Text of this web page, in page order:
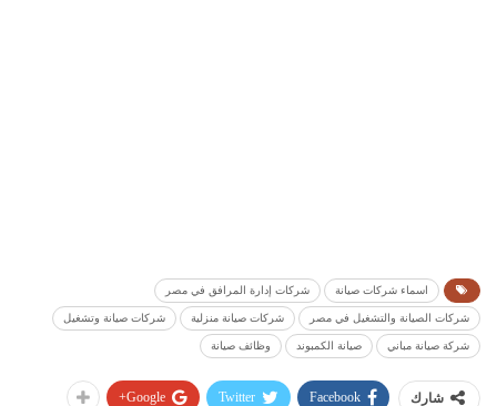
اسماء شركات صيانة شركات إدارة المرافق في مصر
شركات الصيانة والتشغيل في مصر شركات صيانة منزلية شركات صيانة وتشغيل
شركة صيانة مباني صيانة الكمبوند وظائف صيانة
شارك Facebook
Twitter
Google+